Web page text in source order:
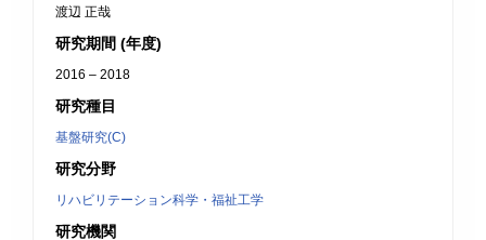
渡辺 正哉
研究期間 (年度)
2016 – 2018
研究種目
基盤研究(C)
研究分野
リハビリテーション科学・福祉工学
研究機関